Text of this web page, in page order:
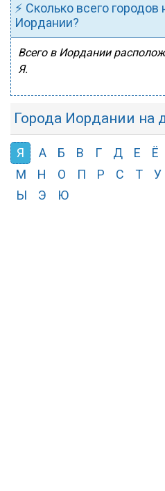
⚡ Сколько всего городов
Иордании?
Всего в Иордании
Я.
Города Иордании на
Я А Б В Г Д Е Ё
М
Н О П Р С Т У
Ы
Э Ю